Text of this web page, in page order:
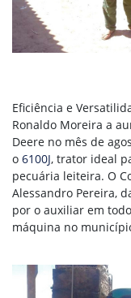
Eficiência e
Ronaldo Moreira a
Deere no mês de
o 6100J, trator ideal
pecuária leiteira. O
Alessandro Pereira,
por o auxiliar em
máquina no